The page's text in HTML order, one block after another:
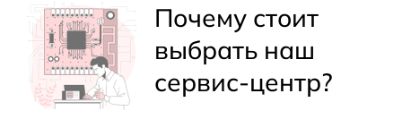
Почему стоит
выбрать наш
сервис-центр?